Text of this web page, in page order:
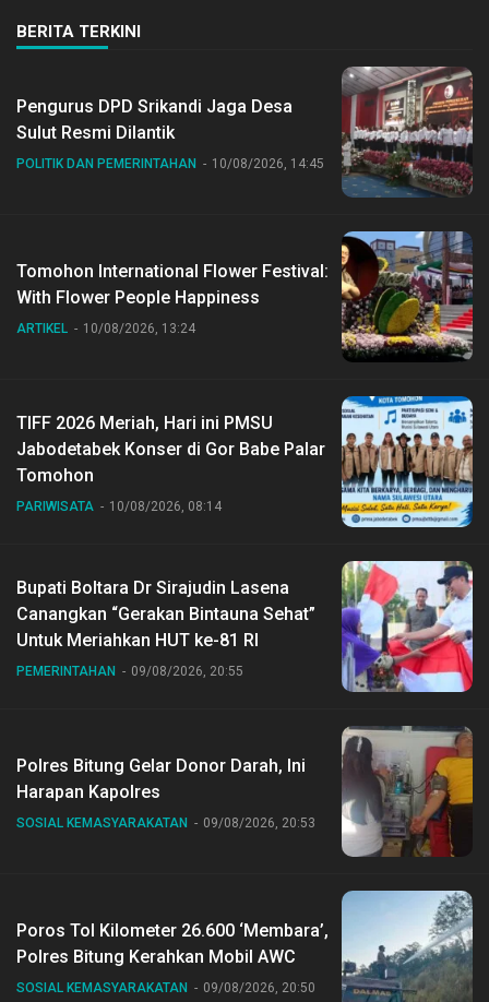
BERITA TERKINI
Pengurus DPD Srikandi Jaga Desa
Sulut Resmi Dilantik
POLITIK DAN PEMERINTAHAN 10/08/2026, 14:45
Tomohon International Flower Festival:
With Flower People Happiness
ARTIKEL 10/08/2026, 13:24
TIFF 2026 Meriah, Hari ini PMSU
Jabodetabek Konser di Gor Babe Palar
Tomohon
PARIWISATA 10/08/2026, 08:14
Bupati Boltara Dr Sirajudin Lasena
Canangkan “Gerakan Bintauna Sehat”
Untuk Meriahkan HUT ke-81 RI
PEMERINTAHAN 09/08/2026, 20:55
Polres Bitung Gelar Donor Darah, Ini
Harapan Kapolres
SOSIAL KEMASYARAKATAN 09/08/2026, 20:53
Poros Tol Kilometer 26.600 ‘Membara’,
Polres Bitung Kerahkan Mobil AWC
SOSIAL KEMASYARAKATAN 09/08/2026, 20:50